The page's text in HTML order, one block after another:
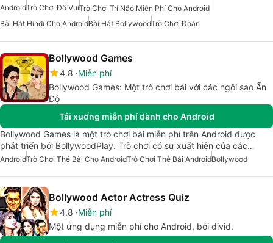
AndroidTrò Chơi Đố VuiTrò Chơi Trí Não Miễn Phí Cho Android
Bài Hát Hindi Cho AndroidBài Hát BollywoodTrò Chơi Đoán
Bollywood Games
4.8 Miễn phí
Bollywood Games: Một trò chơi bài với các ngôi sao Ấn
Độ
Tải xuống miễn phí dành cho Android
Bollywood Games là một trò chơi bài miễn phí trên Android được
phát triển bởi BollywoodPlay. Trò chơi có sự xuất hiện của các…
AndroidTrò Chơi Thẻ Bài Cho AndroidTrò Chơi Thẻ Bài AndroidBollywood
Bollywood Actor Actress Quiz
4.8 Miễn phí
Một ứng dụng miễn phí cho Android, bởi divid.